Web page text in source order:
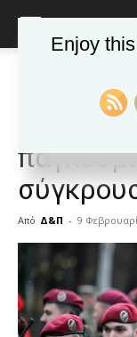
Από Δ&Π - 9
blonde
lesbians
very
hot
cam
Enjoy